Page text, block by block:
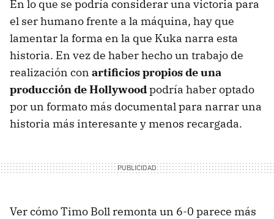
En lo que se podría considerar una victoria para
el ser humano frente a la máquina, hay que
lamentar la forma en la que Kuka narra esta
historia. En vez de haber hecho un trabajo de
realización con artificios propios de una
producción de Hollywoodpodría haber optado
por un formato más documental para narrar una
historia más interesante y menos recargada.
Ver cómo Timo Boll remonta un 6-0 parece más